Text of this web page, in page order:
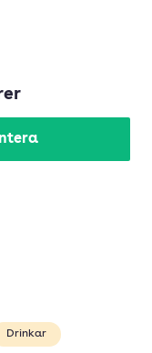
Drinkar